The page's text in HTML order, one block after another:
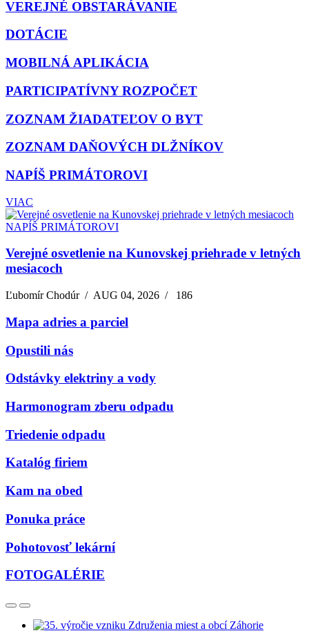
VEREJNÉ OBSTARÁVANIE
DOTÁCIE
MOBILNÁ APLIKÁCIA
PARTICIPATÍVNY ROZPOČET
ZOZNAM ŽIADATEĽOV O BYT
ZOZNAM DAŇOVÝCH DLŽNÍKOV
NAPÍŠ PRIMÁTOROVI
VIAC
NAPÍŠ PRIMÁTOROVI
Verejné osvetlenie na Kunovskej priehrade v letných
mesiacoch
Ľubomír Chodúr /AUG 04, 2026 / 186
Mapa adries a parciel
Opustili nás
Odstávky elektriny a vody
Harmonogram zberu odpadu
Triedenie odpadu
Katalóg firiem
Kam na obed
Ponuka práce
Pohotovosť lekární
FOTOGALÉRIE